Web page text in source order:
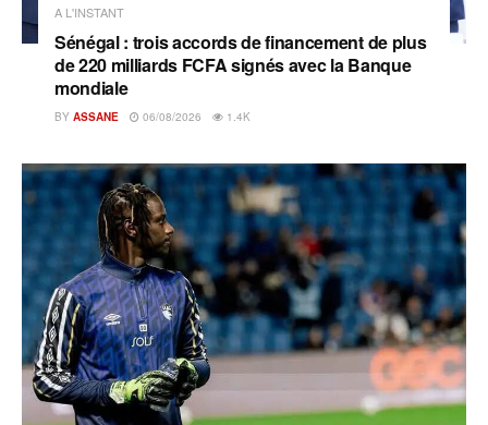
A L'INSTANT
Sénégal : trois accords de financement de plus
de 220 milliards FCFA signés avec la Banque
mondiale
BY ASSANE 06/08/2026 1.4K